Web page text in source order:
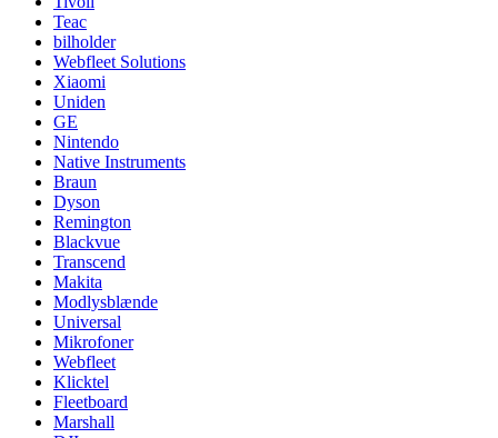
Teac
bilholder
Webfleet Solutions
Xiaomi
Uniden
GE
Nintendo
Native Instruments
Braun
Dyson
Remington
Blackvue
Transcend
Makita
Modlysblænde
Universal
Mikrofoner
Webfleet
Klicktel
Fleetboard
Marshall